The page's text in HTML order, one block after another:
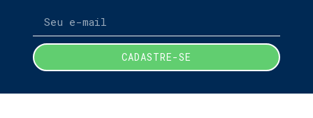
CADASTRE-SE